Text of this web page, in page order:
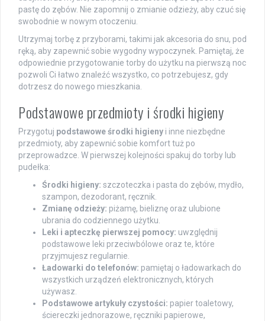
pastę do zębów. Nie zapomnij o zmianie odzieży, aby czuć się
swobodnie w nowym otoczeniu.
Utrzymaj torbę z przyborami, takimi jak akcesoria do snu, pod
ręką, aby zapewnić sobie wygodny wypoczynek. Pamiętaj, że
odpowiednie przygotowanie torby do użytku na pierwszą noc
pozwoli Ci łatwo znaleźć wszystko, co potrzebujesz, gdy
dotrzesz do nowego mieszkania.
Podstawowe przedmioty i środki higieny
Przygotuj podstawowe środki higieny i inne niezbędne
przedmioty, aby zapewnić sobie komfort tuż po
przeprowadzce. W pierwszej kolejności spakuj do torby lub
pudełka:
Środki higieny: szczoteczka i pasta do zębów, mydło,
szampon, dezodorant, ręcznik.
Zmianę odzieży: piżamę, bieliznę oraz ulubione
ubrania do codziennego użytku.
Leki i apteczkę pierwszej pomocy: uwzględnij
podstawowe leki przeciwbólowe oraz te, które
przyjmujesz regularnie.
Ładowarki do telefonów: pamiętaj o ładowarkach do
wszystkich urządzeń elektronicznych, których
używasz.
Podstawowe artykuły czystości: papier toaletowy,
ściereczki jednorazowe, ręczniki papierowe,